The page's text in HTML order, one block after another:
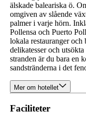
älskade baleariska ö.
omgiven av slående
palmer i varje hörn.
Pollensa och Puerto
lokala restauranger och
delikatesser och
stranden är du bara en
sandstränderna i det
Mer om hotellet
Faciliteter